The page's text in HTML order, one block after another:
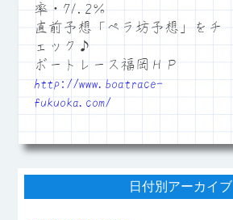
率・71.2％
直前予想「ペラ坊予想」をチ
ェック♪
ボートレース福岡ＨＰ
http://www.boatrace-
fukuoka.com/
日付別アーカイブ